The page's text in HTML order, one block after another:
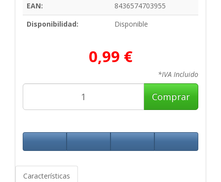
EAN:
8436574703955
Disponibilidad:
Disponible
0,99 €
*IVA Incluido
Comprar
Características